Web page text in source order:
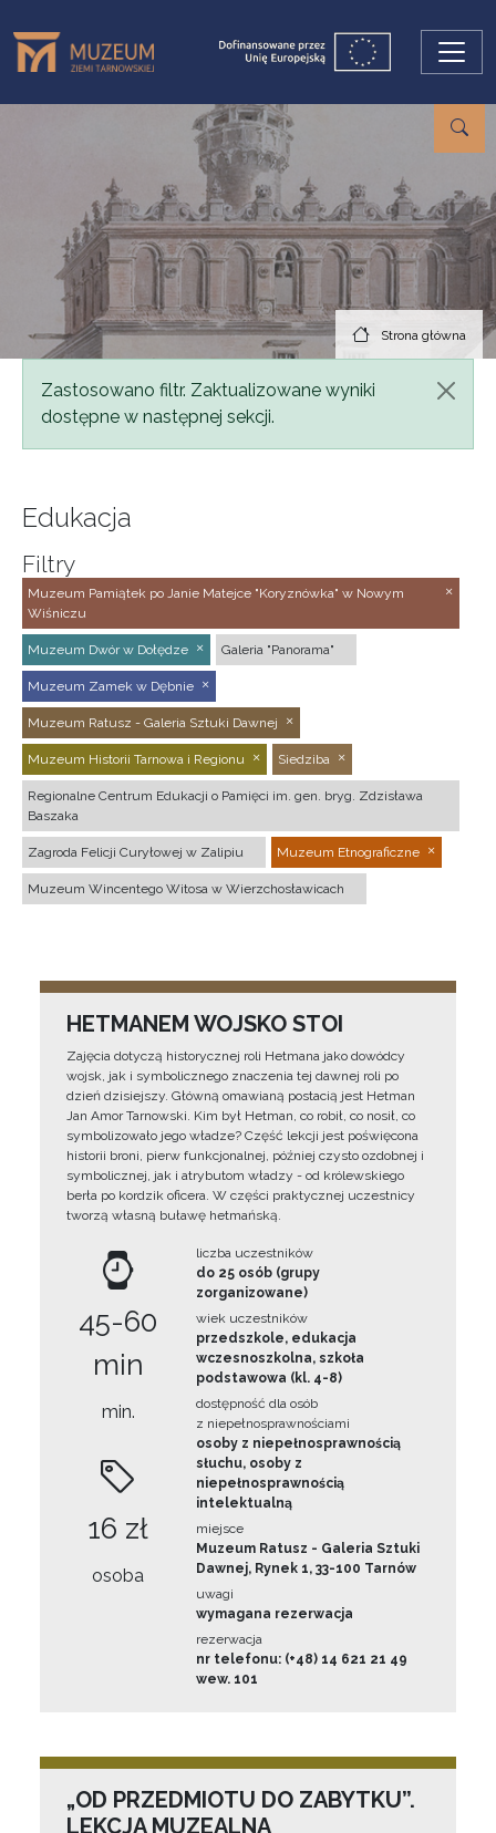
Strona główna
Komunikat
Zastosowano filtr. Zaktualizowane wyniki
dostępne w następnej sekcji.
Edukacja
Filtry
Muzeum Pamiątek po Janie Matejce "Koryznówka" w Nowym
Wiśniczu
Muzeum Dwór w Dołędze Galeria "Panorama"
Muzeum Zamek w Dębnie
Muzeum Ratusz - Galeria Sztuki Dawnej
Muzeum Historii Tarnowa i Regionu Siedziba
Regionalne Centrum Edukacji o Pamięci im. gen. bryg. Zdzisława
Baszaka
Zagroda Felicji Curyłowej w Zalipiu Muzeum Etnograficzne
Muzeum Wincentego Witosa w Wierzchosławicach
HETMANEM WOJSKO STOI
Zajęcia dotyczą historycznej roli Hetmana jako dowódcy
wojsk, jak i symbolicznego znaczenia tej dawnej roli po
dzień dzisiejszy. Główną omawianą postacią jest Hetman
Jan Amor Tarnowski. Kim był Hetman, co robił, co nosił, co
symbolizowało jego władze? Część lekcji jest poświęcona
historii broni, pierw funkcjonalnej, później czysto ozdobnej i
symbolicznej, jak i atrybutom władzy - od królewskiego
berła po kordzik oficera. W części praktycznej uczestnicy
tworzą własną buławę hetmańską.
45-60
min
min.
16 zł
osoba
liczba uczestników
do 25 osób (grupy
zorganizowane)
wiek uczestników
przedszkole, edukacja
wczesnoszkolna, szkoła
podstawowa (kl. 4-8)
dostępność dla osób
z niepełnosprawnościami
osoby z niepełnosprawnością
słuchu, osoby z
niepełnosprawnością
intelektualną
miejsce
Muzeum Ratusz - Galeria Sztuki
Dawnej, Rynek 1, 33-100 Tarnów
uwagi
wymagana rezerwacja
rezerwacja
nr telefonu: (+48) 14 621 21 49
wew. 101
„OD PRZEDMIOTU DO ZABYTKU”.
LEKCJA MUZEALNA